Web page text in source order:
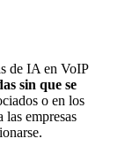
de IA en VoIP
sin que se
o en los
empresas